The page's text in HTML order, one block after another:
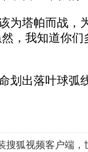
塔帕而战，
我知道你们
出落叶球弧
狐视频客户端，